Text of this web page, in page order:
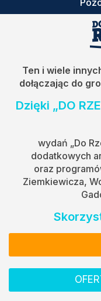
Ten i wiele
dołączając do
Dzięki „DO
wydań „Do
dodatkowych
oraz
Ziemkiewicza,